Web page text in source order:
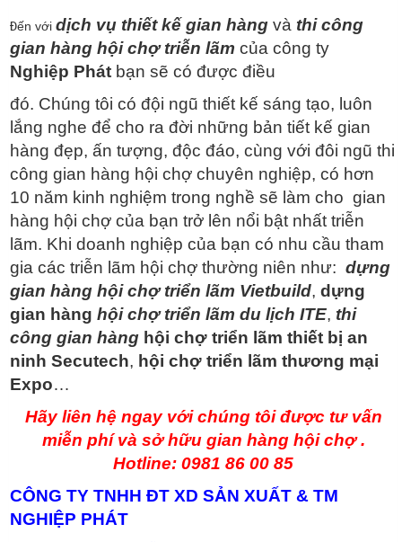
Đến với dịch vụ thiết kế gian hàng và thi công
gian hàng hội chợ triễn lãm của công ty
Nghiệp Phát bạn sẽ có được điều
đó. Chúng tôi có đội ngũ thiết kế sáng tạo, luôn
lắng nghe để cho ra đời những bản tiết kế gian
hàng đẹp, ấn tượng, độc đáo, cùng với đôi ngũ thi
công gian hàng hội chợ chuyên nghiệp, có hơn
10 năm kinh nghiệm trong nghề sẽ làm cho gian
hàng hội chợ của bạn trở lên nổi bật nhất triễn
lãm. Khi doanh nghiệp của bạn có nhu cầu tham
gia các triễn lãm hội chợ thường niên như: dựng
gian hàng hội chợ triển lãm Vietbuild, dựng
gian hàng hội chợ triển lãm du lịch ITE, thi
công gian hàng hội chợ triển lãm thiết bị an
ninh Secutech, hội chợ triển lãm thương mại
Expo…
Hãy liên hệ ngay với chúng tôi được tư vấn
miễn phí và sở hữu gian hàng hội chợ .
Hotline: 0981 86 00 85
CÔNG TY TNHH ĐT XD SẢN XUẤT & TM
NGHIỆP PHÁT